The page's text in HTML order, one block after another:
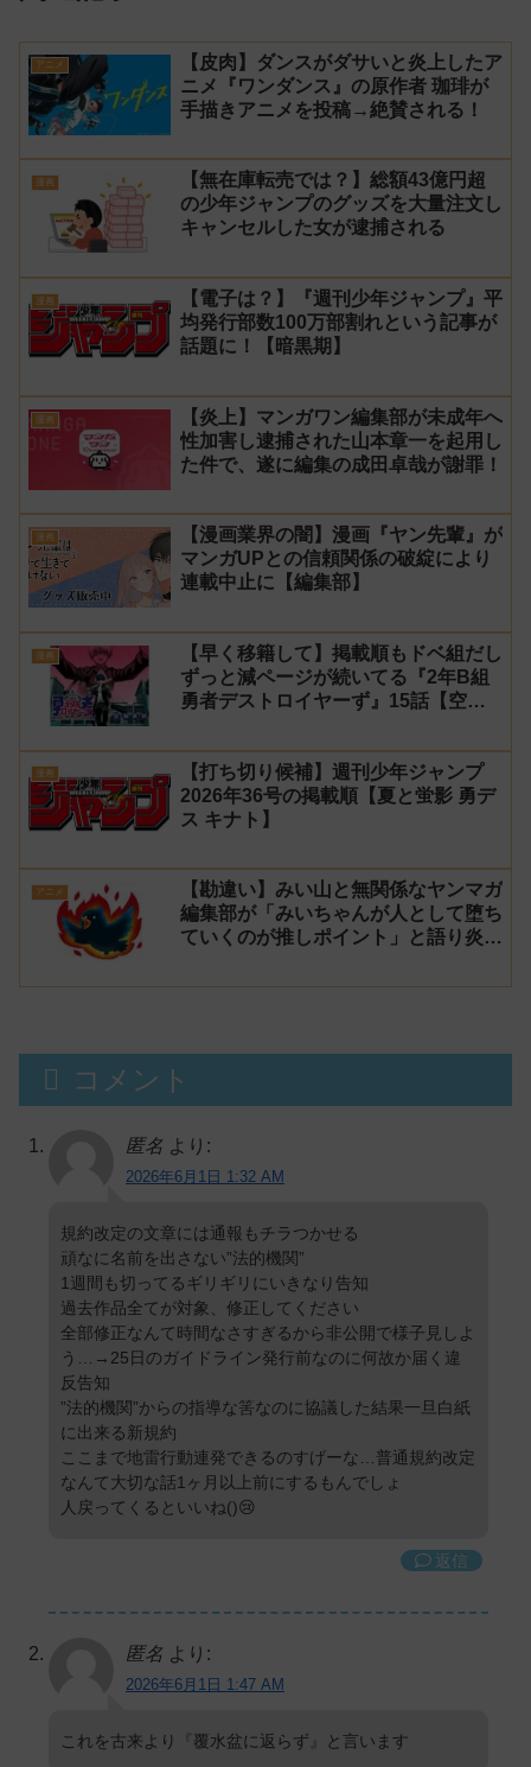
アニメ
【皮肉】ダンスがダサいと炎上したア
ニメ『ワンダンス』の原作者 珈琲が
手描きアニメを投稿→絶賛される！
漫画
【無在庫転売では？】総額43億円超
の少年ジャンプのグッズを大量注文し
キャンセルした女が逮捕される
漫画
【電子は？】『週刊少年ジャンプ』平
均発行部数100万部割れという記事が
話題に！【暗黒期】
漫画
【炎上】マンガワン編集部が未成年へ
性加害し逮捕された山本章一を起用し
た件で、遂に編集の成田卓哉が謝罪！
漫画
【漫画業界の闇】漫画『ヤン先輩』が
マンガUPとの信頼関係の破綻により
連載中止に【編集部】
漫画
【早く移籍して】掲載順もドベ組だし
ずっと減ページが続いてる『2年B組
勇者デストロイヤーず』15話【空
漫画
【打ち切り候補】週刊少年ジャンプ
2026年36号の掲載順【夏と蛍影 勇デ
ス キナト】
アニメ
【勘違い】みい山と無関係なヤンマガ
編集部が「みいちゃんが人として堕ち
ていくのが推しポイント」と語り炎上
ス】
コメント
匿名 より:
2026年6月1日 1:32 AM
規約改定の文章には通報もチラつかせる
頑なに名前を出さない”法的機関”
1週間も切ってるギリギリにいきなり告知
過去作品全てが対象、修正してください
全部修正なんて時間なさすぎるから非公開で様子見しよ
う…→25日のガイドライン発行前なのに何故か届く違
反告知
”法的機関”からの指導な筈なのに協議した結果一旦白紙
に出来る新規約
ここまで地雷行動連発できるのすげーな…普通規約改定
なんて大切な話1ヶ月以上前にするもんでしょ
人戻ってくるといいね()😢
返信
匿名 より:
2026年6月1日 1:47 AM
これを古来より『覆水盆に返らず』と言います